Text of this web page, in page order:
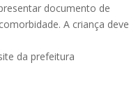
documento de
A criança deve
da prefeitura